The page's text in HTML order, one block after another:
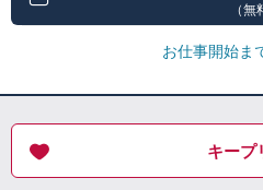
（無
お仕事開始ま
キープ